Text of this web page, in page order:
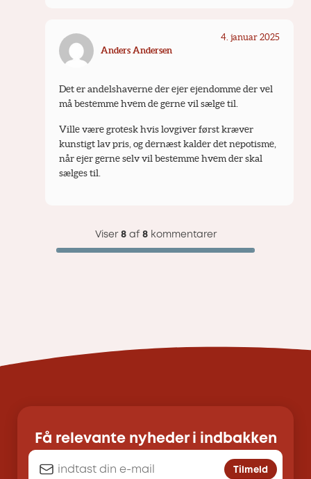
Anders Andersen
4. januar 2025
Det er andelshaverne der ejer ejendomme der vel
må bestemme hvem de gerne vil sælge til.
Ville være grotesk hvis lovgiver først kræver
kunstigt lav pris, og dernæst kalder det nepotisme,
når ejer gerne selv vil bestemme hvem der skal
sælges til.
Viser 8af 8kommentarer
Få relevante nyheder i indbakken
Tilmeld